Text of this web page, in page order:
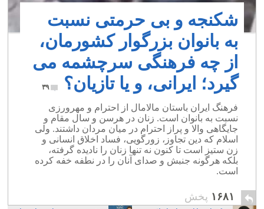
شکنجه و بی حرمتی نسبت
به بانوان بزرگوار کشورمان،
از چه فرهنگی سرچشمه می
گیرد؛ ایرانی، و یا تازیان؟
۳۹
فرهنگ ایران باستان مالامال از احترام و مهرورزی
نسبت به بانوان است. زنان در هرسن و سال مقام و
جایگاهی والا و پراز احترام در میان مردان داشتند. ولی
اسلام که دین تجاوز، زورگویی، فساد اخلاق انسانی و
زن ستیز است تا کنون نه تنها زنان را نادیده گرفته،
بلکه هرگونه جنبش و صدای آنان را در نطفه خفه کرده
است.
۱۶۸۱ پخش